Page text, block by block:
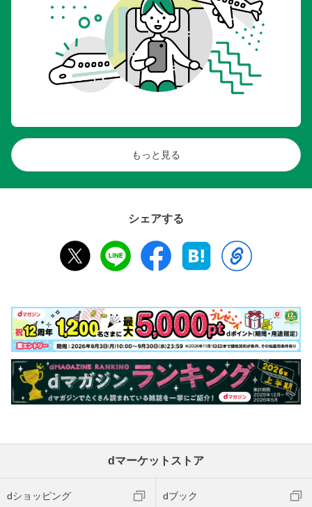
もっと見る
シェアする
dマーケットストア
dショッピング dブック